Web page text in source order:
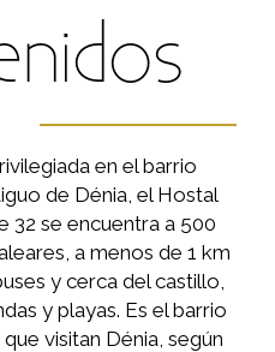
en el barrio
de Dénia, el Hostal
32 se encuentra a 500
a menos de 1 km
y cerca del castillo,
y playas. Es el barrio
visitan Dénia, según